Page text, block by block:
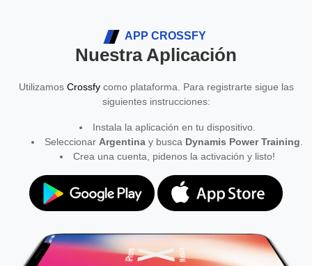
APP CROSSFY
Nuestra Aplicación
Utilizamos Crossfycomo plataforma. Para registrarte sigue las
siguientes instrucciones:
Instala la aplicación en tu dispositivo.
Seleccionar Argentina y busca Dynamis Power Training
Crea una cuenta, pidenos la activación y listo!